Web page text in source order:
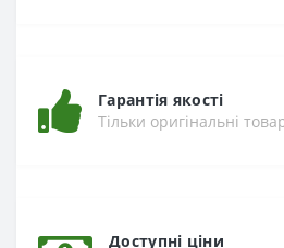
Гарантія якості
Тільки оригінальні
Доступні ціни